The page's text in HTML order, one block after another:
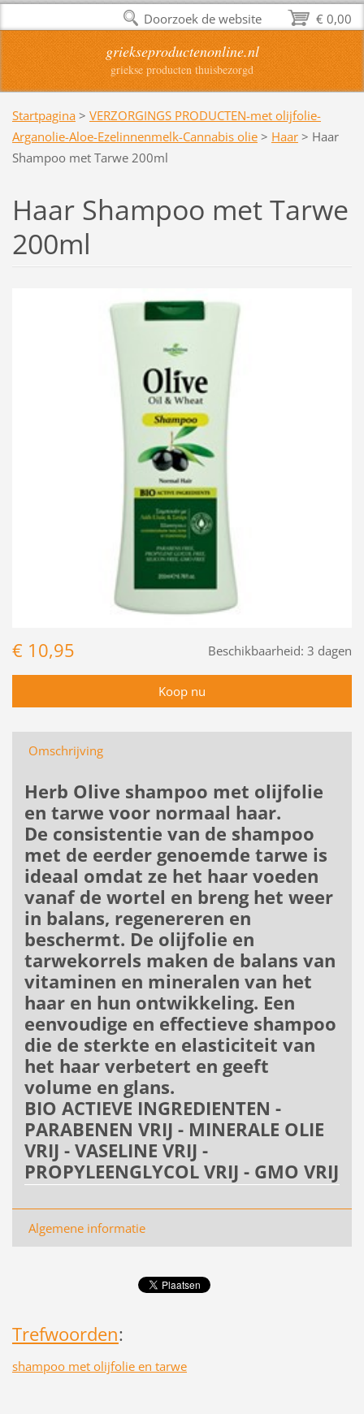
griekseproductenonline.nl
griekse producten thuisbezorgd
Startpagina > VERZORGINGS PRODUCTEN-met olijfolie-
Arganolie-Aloe-Ezelinnenmelk-Cannabis olie > Haar > Haar
Shampoo met Tarwe 200ml
Haar Shampoo met Tarwe
200ml
Beschikbaarheid: 3 dagen
€ 10,95
Omschrijving
Herb Olive shampoo met olijfolie
en tarwe voor normaal haar.
De consistentie van de shampoo
met de eerder genoemde tarwe is
ideaal omdat ze het haar voeden
vanaf de wortel en breng het weer
in balans, regenereren en
beschermt. De olijfolie en
tarwekorrels maken de balans van
vitaminen en mineralen van het
haar en hun ontwikkeling. Een
eenvoudige en effectieve shampoo
die de sterkte en elasticiteit van
het haar verbetert en geeft
volume en glans.
BIO ACTIEVE INGREDIENTEN -
PARABENEN VRIJ - MINERALE OLIE
VRIJ - VASELINE VRIJ -
PROPYLEENGLYCOL VRIJ - GMO VRIJ
Algemene informatie
Trefwoorden:
shampoo met olijfolie en tarwe
€ 0,00
Doorzoek de website